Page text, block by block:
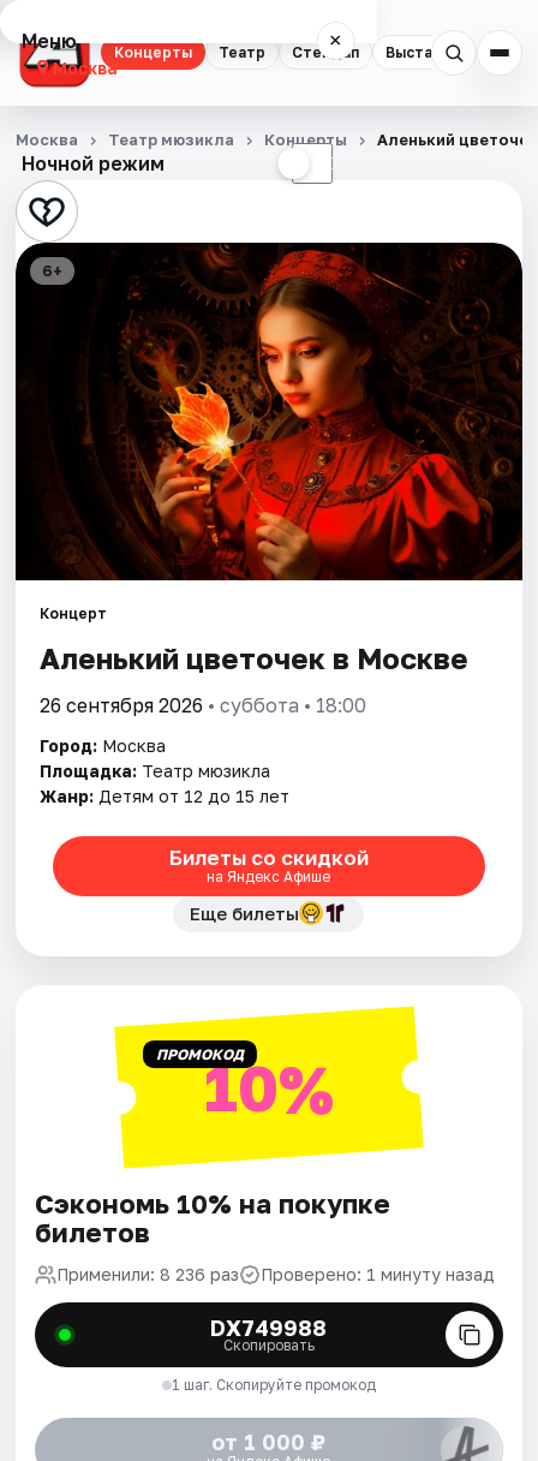
Концерты Театр Стендап Выставки
Меню ×
Москва
Концерты
Театр
Стендап
Экскурсии
События
Площадки
Артисты
Рейтинги
Ночной режим ☾
Москва Театр мюзикла Концерты Аленький цветочек
6+
Концерт
Аленький цветочек в Москве
26 сентября 2026 • суббота • 18:00
Город: Москва
Площадка: Театр мюзикла
Жанр: Детям от 12 до 15 лет
Билеты со скидкой
на Яндекс Афише
Еще билеты
ПРОМОКОД10%
Сэкономь 10% на покупке
билетов
Применили: 8 236 раз Проверено: 1 минуту назад
DX749988
Скопировать
1 шаг. Скопируйте промокод
от 1 000 ₽